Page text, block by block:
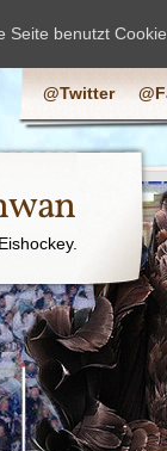
@Twitter
Seite benutzt